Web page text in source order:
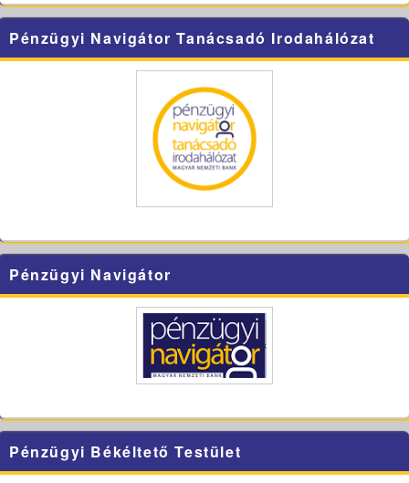
Pénzügyi Navigátor Tanácsadó Irodahálózat
Pénzügyi Navigátor
Pénzügyi Békéltető Testület